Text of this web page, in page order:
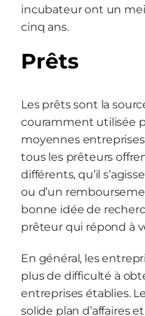
incubateur ont un
cinq ans.
Prêts
Les prêts sont la
couramment utilisée
moyennes
tous les prêteurs
différents, qu’il
ou d’un
bonne idée de
prêteur qui répond à
En général, les
plus de difficulté à
entreprises établies.
solide plan d’affaires